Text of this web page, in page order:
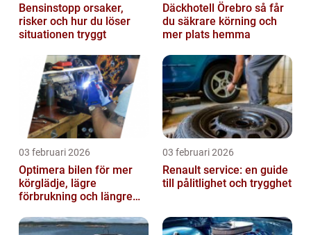
Bensinstopp orsaker,
risker och hur du löser
situationen tryggt
Däckhotell Örebro så får
du säkrare körning och
mer plats hemma
03 februari 2026
Optimera bilen för mer
körglädje, lägre
förbrukning och längre
03 februari 2026
Renault service: en guide
till pålitlighet och trygghet